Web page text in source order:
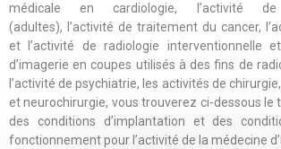
médicale en cardiologie,
l’activité
(adultes), l’activité de traitement du cancer,
et
l’activité de radiologie interventionnelle
d’imagerie en coupes utilisés à des fins de
l’activité de psychiatrie, les activités de
et neurochirurgie, vous trouverez ci-dessous le
des conditions d’implantation et des
fonctionnement pour l’activité de la médecine